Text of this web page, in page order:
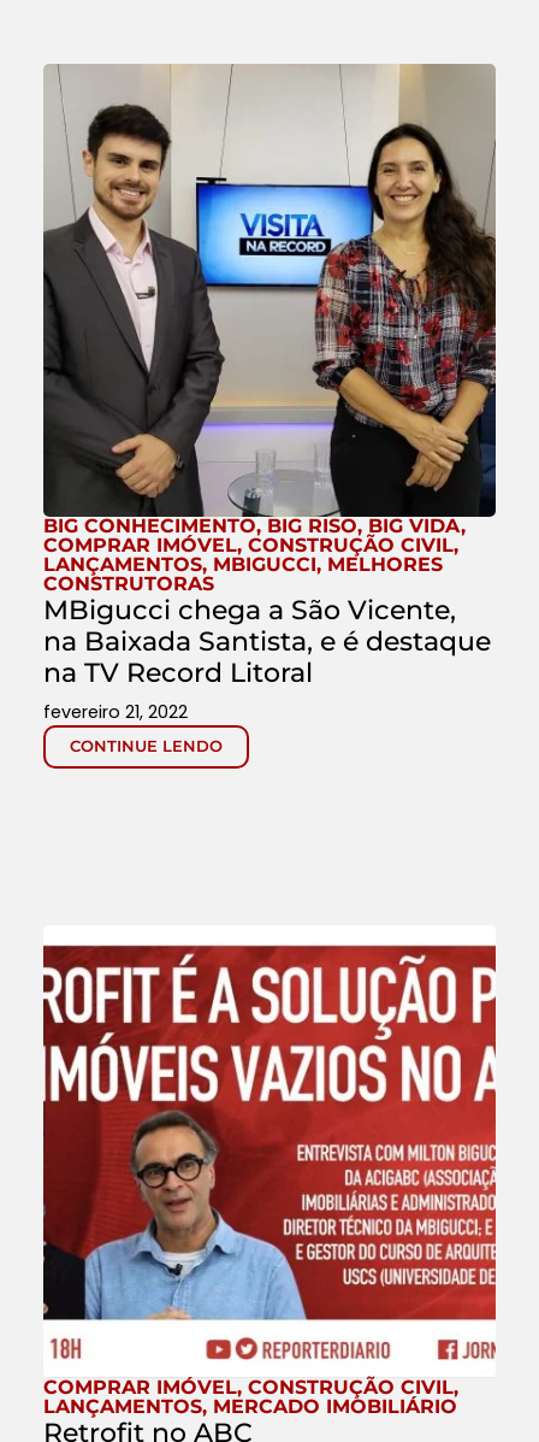
BIG CONHECIMENTO, BIG RISO, BIG VIDA,
COMPRAR IMÓVEL, CONSTRUÇÃO CIVIL,
LANÇAMENTOS, MBIGUCCI, MELHORES
CONSTRUTORAS
MBigucci chega a São Vicente,
na Baixada Santista, e é destaque
na TV Record Litoral
CONTINUE LENDO
fevereiro 21, 2022
COMPRAR IMÓVEL, CONSTRUÇÃO CIVIL,
LANÇAMENTOS, MERCADO IMOBILIÁRIO
Retrofit no ABC